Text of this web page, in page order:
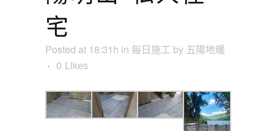
宅
Posted at 18:31h in 每日施工 by 五陽地暖
0 Likes